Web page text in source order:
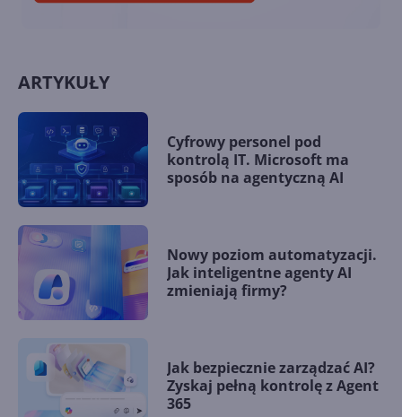
ARTYKUŁY
Cyfrowy personel pod
kontrolą IT. Microsoft ma
sposób na agentyczną AI
Nowy poziom automatyzacji.
Jak inteligentne agenty AI
zmieniają firmy?
Jak bezpiecznie zarządzać AI?
Zyskaj pełną kontrolę z Agent
365